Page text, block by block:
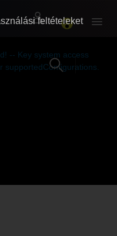
RÓLUNK
RÓLUNK
-- Key system access
supportedConfigurations.
feltételeket